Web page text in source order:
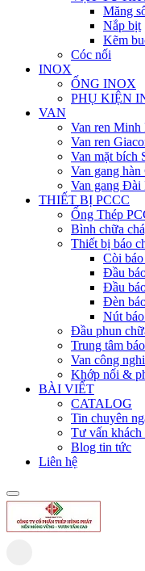
Măng
Nắp bịt
Kẽm
Cóc nối
INOX
ỐNG INOX
PHỤ KIỆN
VAN
Van ren Minh
Van ren
Van mặt bích
Van gang hàn
Van gang Đài
THIẾT BỊ PCCC
Ống Thép
Bình chữa
Thiết bị báo
Còi
Đầu
Đầu
Đèn
Nút
Đầu phun
Trung tâm
Van công
Khớp nối &
BÀI VIẾT
CATALOG
Tin chuyên
Tư vấn khách
Blog tin tức
Liên hệ